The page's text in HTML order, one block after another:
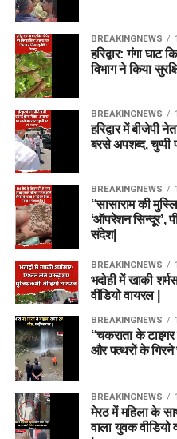
BREAKINGNEWS
हरिद्वार: गंगा घाट
विभाग ने किया
BREAKINGNEWS
हरिद्वार में
बरसे अपशब्द, चुप्पी
BREAKINGNEWS
“सासाराम की
‘ऑपरेशन सिन्दूर’,
संदेश|
BREAKINGNEWS
भदोही में खाकी
वीडियो वायरल |
BREAKINGNEWS
“चकराता के
और पत्थरों के गिरने
BREAKINGNEWS
मेरठ में महिला के
वाला युवक वीडियो